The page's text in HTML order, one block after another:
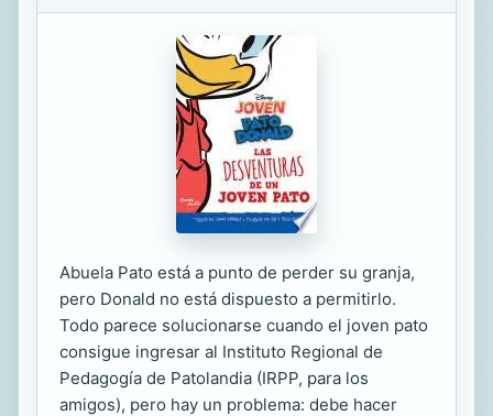
Abuela Pato está a punto de perder su granja,
pero Donald no está dispuesto a permitirlo.
Todo parece solucionarse cuando el joven pato
consigue ingresar al Instituto Regional de
Pedagogía de Patolandia (IRPP, para los
amigos), pero hay un problema: debe hacer